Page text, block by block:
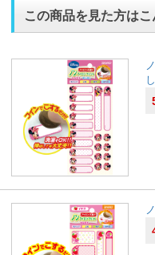
この商品を見た方は